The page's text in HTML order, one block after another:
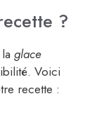
?
glace
Voici
recette :